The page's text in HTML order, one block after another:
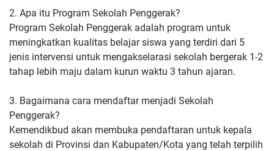
2. Apa itu Program Sekolah Penggerak?
Program Sekolah Penggerak adalah program untuk
meningkatkan kualitas belajar siswa yang terdiri dari 5
jenis intervensi untuk mengakselarasi sekolah bergerak 1-2
tahap lebih maju dalam kurun waktu 3 tahun ajaran.
3. Bagaimana cara mendaftar menjadi Sekolah
Penggerak?
Kemendikbud akan membuka pendaftaran untuk kepala
sekolah di Provinsi dan Kabupaten/Kota yang telah terpilih